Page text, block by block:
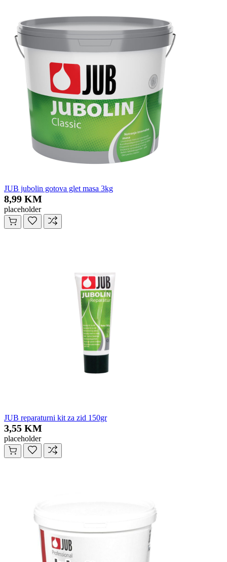
JUB jubolin gotova glet masa 3kg
8,99 KM
placeholder
JUB reparaturni kit za zid 150gr
3,55 KM
placeholder